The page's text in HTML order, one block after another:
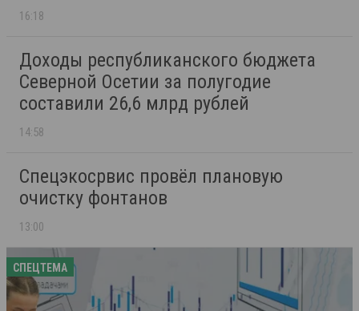
16:18
Доходы республиканского бюджета
Северной Осетии за полугодие
составили 26,6 млрд рублей
14:58
Спецэкосрвис провёл плановую
очистку фонтанов
13:00
СПЕЦТЕМА